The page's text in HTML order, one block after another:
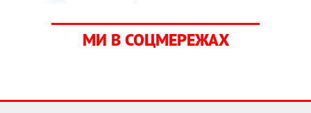
МИ В СОЦМЕРЕЖАХ